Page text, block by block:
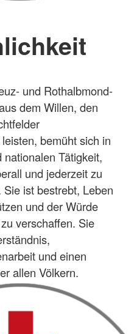
und Rothalbmond-
dem Willen, den
bemüht sich in
Tätigkeit,
und jederzeit zu
ist bestrebt, Leben
und der Würde
verschaffen. Sie
und einen
allen Völkern.